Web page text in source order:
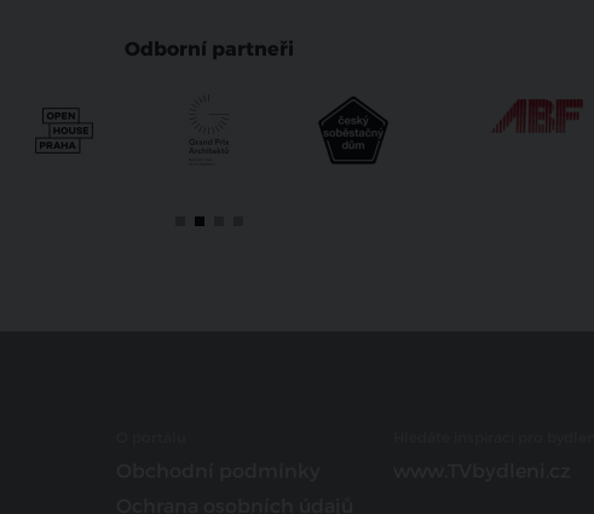
Odborní partneři